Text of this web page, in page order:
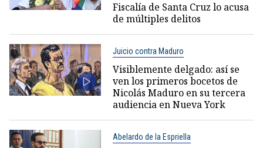
Fiscalía de Santa Cruz lo acusa
de múltiples delitos
Juicio contra Maduro
Visiblemente delgado: así se
ven los primeros bocetos de
Nicolás Maduro en su tercera
audiencia en Nueva York
Abelardo de la Espriella